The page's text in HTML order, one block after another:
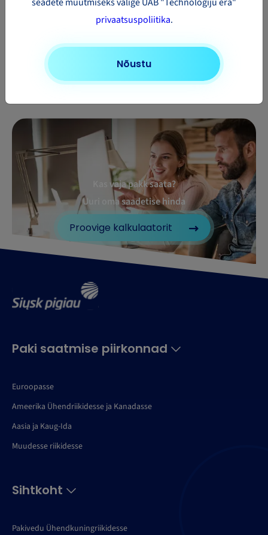
Kas vaja pakk saata?
Uuri oma saadetise hinda
Proovige kalkulaatorit
Paki saatmise piirkonnad
Euroopasse
Ameerika Ühendriikidesse ja Kanadasse
Aasia ja Kaug-Ida
Muudesse riikidesse
Sihtkoht
Pakivedu Ühendkuningriikidesse
privaatsuspoliitika.
Nõustu